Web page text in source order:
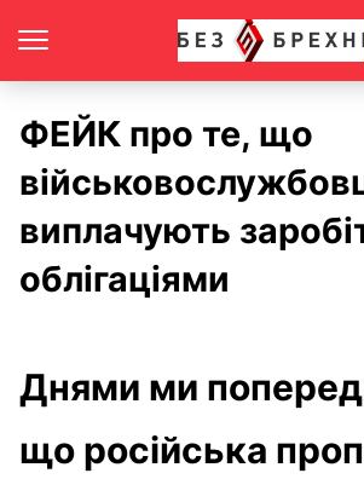
ФЕЙК про те, що
виплачують
облігаціями
Днями ми
що російська